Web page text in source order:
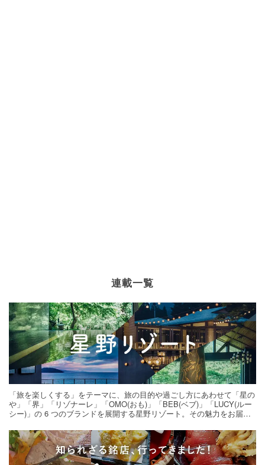
連載一覧
「旅を楽しくする」をテーマに、旅の目的や過ごし方にあわせて「星の
や」「界」「リゾナーレ」「OMO(おも)」「BEB(ベブ)」「LUCY(ルー
シー)」の 6 つのブランドを展開する星野リゾート。その魅力をお届け